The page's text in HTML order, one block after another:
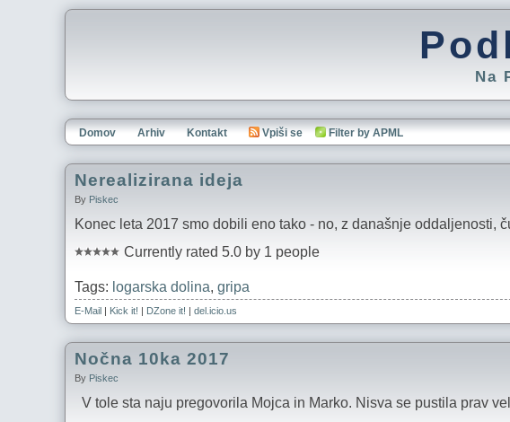
Na
Domov Arhiv Kontakt Vpiši se Filter by APML
Nerealizirana ideja
By Piskec
Konec leta 2017 smo dobili eno tako - no, z današnje oddaljenosti,
Currently rated 5.0 by 1 people
Tags: logarska dolina, gripa
E-Mail | Kick it! | DZone it! | del.icio.us
Nočna 10ka 2017
By Piskec
V tole sta naju pregovorila Mojca in Marko. Nisva se pustila prav